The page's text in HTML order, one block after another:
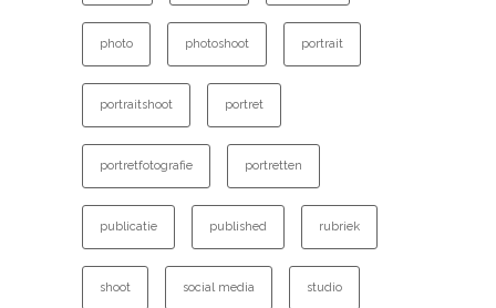
photo photoshoot portrait
portraitshoot portret
portretfotografie portretten
publicatie published rubriek
shoot social media studio